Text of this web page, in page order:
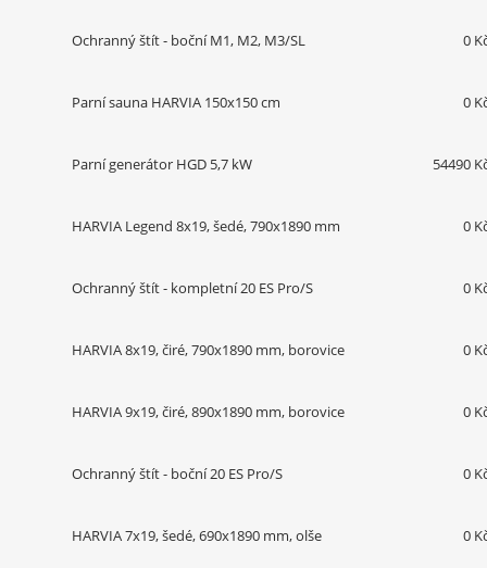
Ochranný štít - boční M1, M2, M3/SL 0
Parní sauna HARVIA 150x150 cm 0
Parní generátor HGD 5,7 kW 54490
HARVIA Legend 8x19, šedé, 790x1890 mm 0
Ochranný štít - kompletní 20 ES Pro/S 0
HARVIA 8x19, čiré, 790x1890 mm, borovice 0
HARVIA 9x19, čiré, 890x1890 mm, borovice 0
Ochranný štít - boční 20 ES Pro/S 0
HARVIA 7x19, šedé, 690x1890 mm, olše 0